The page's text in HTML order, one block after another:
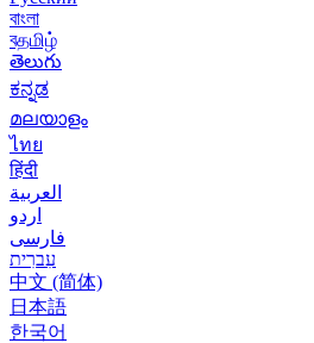
বাংলা
বதமிழ்
తెలుగు
ಕನ್ನಡ
മലയാളം
ไทย
हिंदी
العربية
اردو
فارسی
עִברִית
中文 (简体)
日本語
한국어